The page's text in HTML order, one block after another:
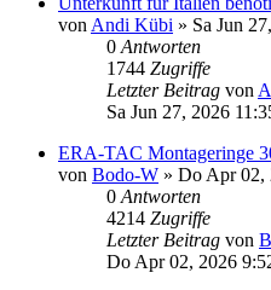
von Andi Kübi » Sa Jun
0 Antworten
1744 Zugriffe
Letzter Beitrag von
Sa Jun 27, 2026
ERA-TAC Montageringe
von Bodo-W » Do Apr 02,
0 Antworten
4214 Zugriffe
Letzter Beitrag von
Do Apr 02, 2026